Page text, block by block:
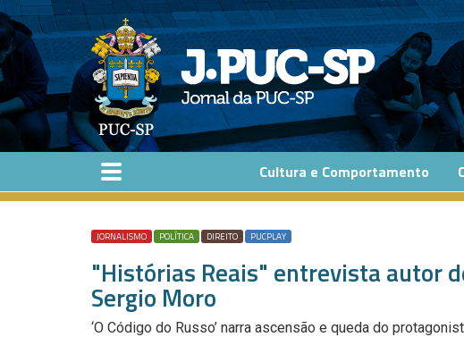
Pular para o conteúdo principal
Cultura e Comportamento
JORNALISMO POLÍTICA DIREITO PUCPLAY
"Histórias Reais" entrevista autor
Sergio Moro
‘O Código do Russo’ narra ascensão e queda do